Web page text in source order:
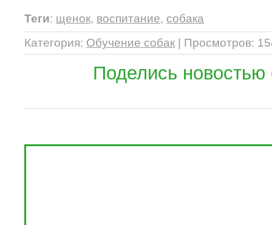
Теги: щенок, воспитание, собака
Категория: Обучение собак Просмотров:
Поделись новостью